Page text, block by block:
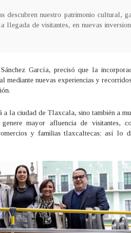
descubren nuestro patrimonio cultural,
de visitantes, en nuevas
García, precisó que la
nuevas experiencias y
la ciudad de Tlaxcala, sino también a
mayor afluencia de visitantes,
y familias tlaxcaltecas; así lo